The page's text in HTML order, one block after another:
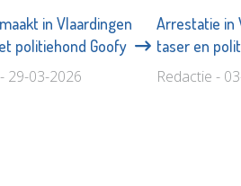
in Vlaardingen
politiehond Goofy
29-03-2026
Arrestatie in
taser en
Redactie -